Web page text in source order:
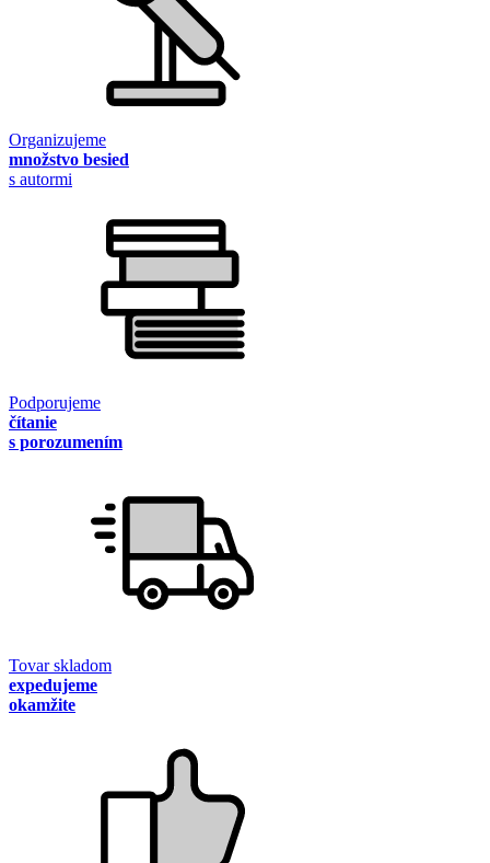
Organizujeme
množstvo besied
s autormi
Podporujeme
čítanie
s porozumením
Tovar skladom
expedujeme
okamžite